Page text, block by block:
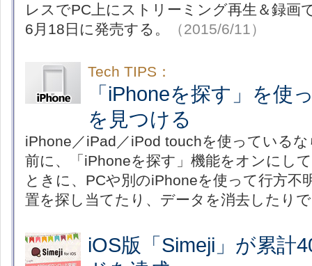
レスでPC上にストリーミング再生＆録画
6月18日に発売する。
（2015/6/11）
Tech TIPS：
「iPhoneを探す」を使
を見つける
iPhone／iPad／iPod touchを使っている
前に、「iPhoneを探す」機能をオンにし
ときに、PCや別のiPhoneを使って行方不
置を探し当てたり、データを消去したり
iOS版「Simeji」が累計